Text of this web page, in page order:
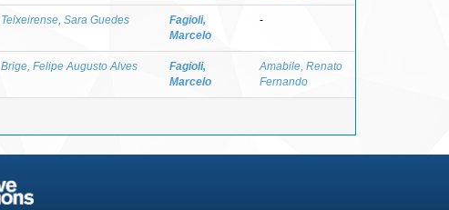
Teixeirense, Sara Guedes
Fagioli,
Marcelo
-
Brige, Felipe Augusto Alves
Fagioli,
Marcelo
Amabile, Renato
Fernando